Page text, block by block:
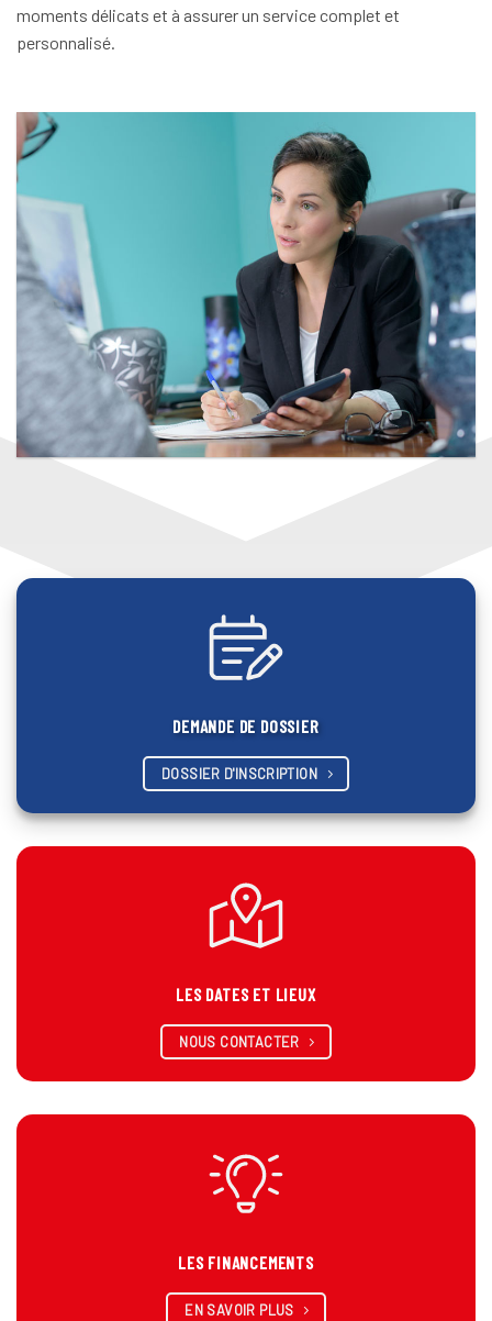
moments délicats et à assurer un service complet et
personnalisé.
DEMANDE DE DOSSIER
DOSSIER D'INSCRIPTION
LES DATES ET LIEUX
NOUS CONTACTER
LES FINANCEMENTS
EN SAVOIR PLUS